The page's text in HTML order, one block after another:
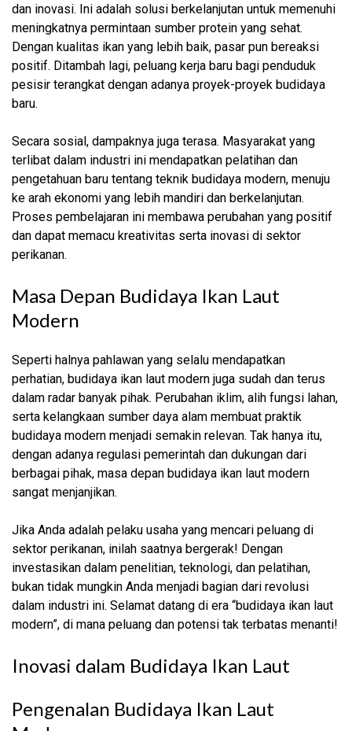
dan inovasi. Ini adalah solusi berkelanjutan untuk memenuhi
meningkatnya permintaan sumber protein yang sehat.
Dengan kualitas ikan yang lebih baik, pasar pun bereaksi
positif. Ditambah lagi, peluang kerja baru bagi penduduk
pesisir terangkat dengan adanya proyek-proyek budidaya
baru.
Secara sosial, dampaknya juga terasa. Masyarakat yang
terlibat dalam industri ini mendapatkan pelatihan dan
pengetahuan baru tentang teknik budidaya modern, menuju
ke arah ekonomi yang lebih mandiri dan berkelanjutan.
Proses pembelajaran ini membawa perubahan yang positif
dan dapat memacu kreativitas serta inovasi di sektor
perikanan.
Masa Depan Budidaya Ikan Laut
Modern
Seperti halnya pahlawan yang selalu mendapatkan
perhatian, budidaya ikan laut modern juga sudah dan terus
dalam radar banyak pihak. Perubahan iklim, alih fungsi lahan,
serta kelangkaan sumber daya alam membuat praktik
budidaya modern menjadi semakin relevan. Tak hanya itu,
dengan adanya regulasi pemerintah dan dukungan dari
berbagai pihak, masa depan budidaya ikan laut modern
sangat menjanjikan.
Jika Anda adalah pelaku usaha yang mencari peluang di
sektor perikanan, inilah saatnya bergerak! Dengan
investasikan dalam penelitian, teknologi, dan pelatihan,
bukan tidak mungkin Anda menjadi bagian dari revolusi
dalam industri ini. Selamat datang di era “budidaya ikan laut
modern”, di mana peluang dan potensi tak terbatas menanti!
Inovasi dalam Budidaya Ikan Laut
Pengenalan Budidaya Ikan Laut